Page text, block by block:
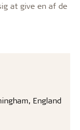
England
at give en af de